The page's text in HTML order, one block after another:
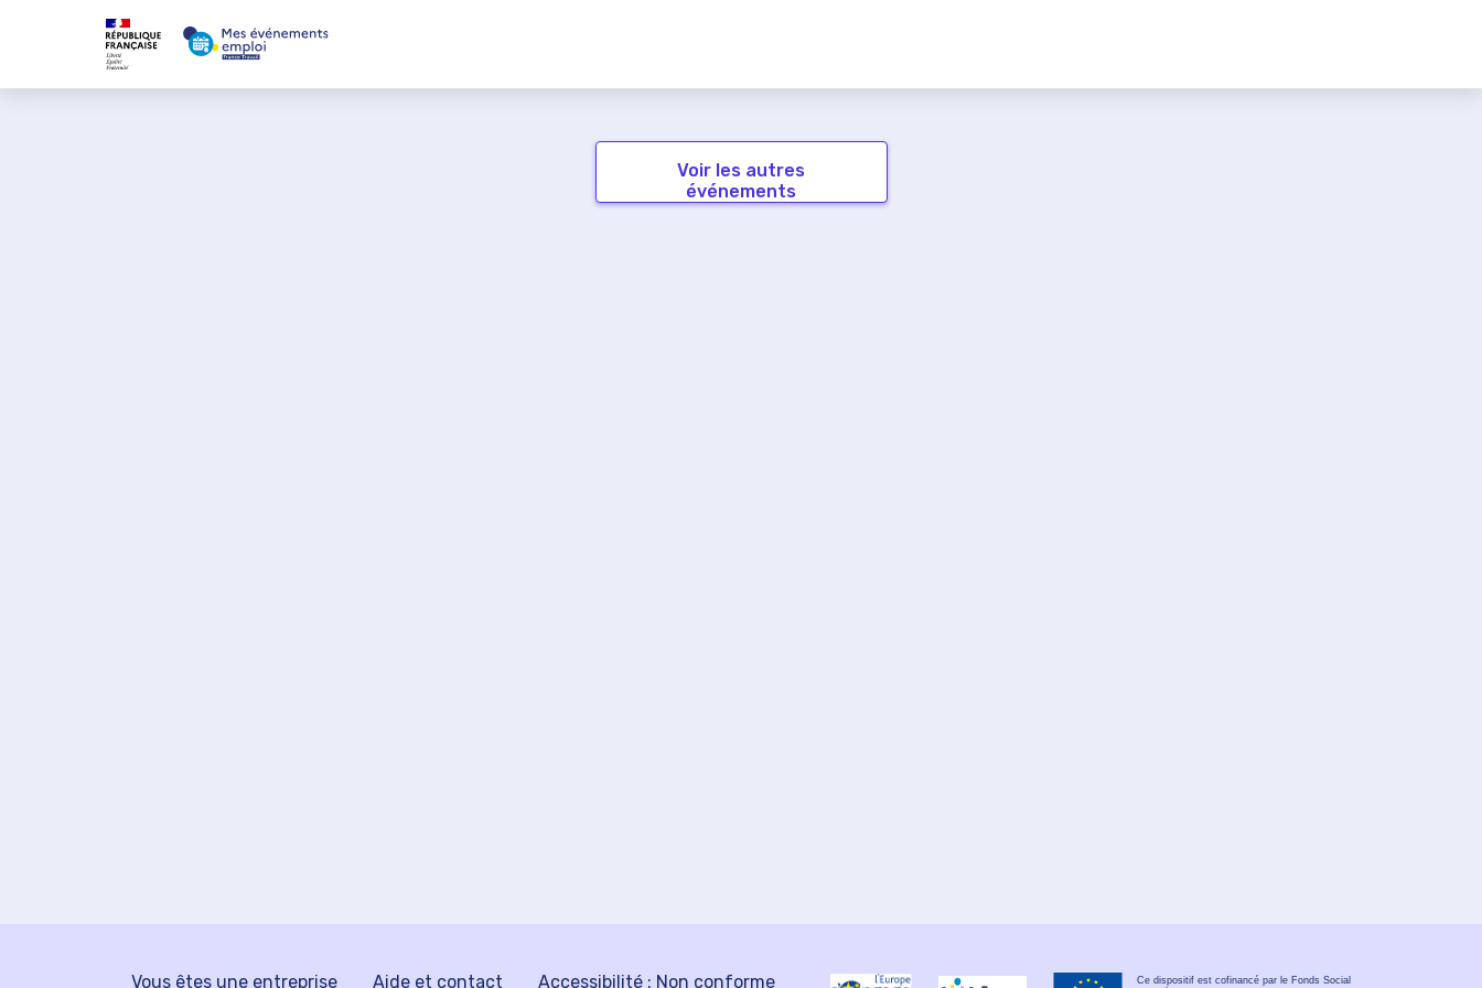
Voir les autres
événements
Vous êtes une entreprise Aide et contact Accessibilité : Non conforme
Ce dispositif est cofinancé par le Fonds Social